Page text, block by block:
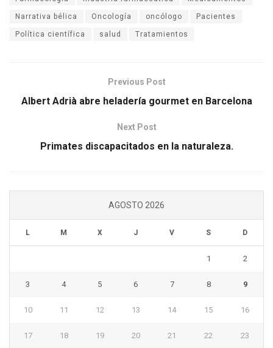
Narrativa bélica Oncología oncólogo Pacientes
Política científica salud Tratamientos
Previous Post
Albert Adrià abre heladería gourmet en Barcelona
Next Post
Primates discapacitados en la naturaleza.
AGOSTO 2026
L M X J V S D
1 2
3 4 5 6 7 8 9
10 11 12 13 14 15 16
17 18 19 20 21 22 23